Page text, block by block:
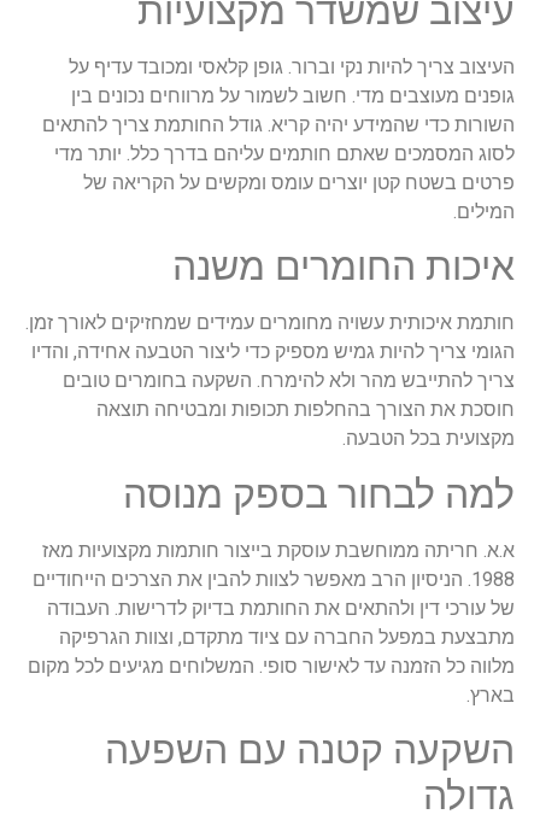
עיצוב שמשדר מקצועיות
העיצוב צריך להיות נקי וברור. גופן קלאסי ומכובד עדיף על
גופנים מעוצבים מדי. חשוב לשמור על מרווחים נכונים בין
השורות כדי שהמידע יהיה קריא. גודל החותמת צריך להתאים
לסוג המסמכים שאתם חותמים עליהם בדרך כלל. יותר מדי
פרטים בשטח קטן יוצרים עומס ומקשים על הקריאה של
המילים.
איכות החומרים משנה
חותמת איכותית עשויה מחומרים עמידים שמחזיקים לאורך זמן.
הגומי צריך להיות גמיש מספיק כדי ליצור הטבעה אחידה, והדיו
צריך להתייבש מהר ולא להימרח. השקעה בחומרים טובים
חוסכת את הצורך בהחלפות תכופות ומבטיחה תוצאה
מקצועית בכל הטבעה.
למה לבחור בספק מנוסה
א.א. חריתה ממוחשבת עוסקת בייצור חותמות מקצועיות מאז
1988. הניסיון הרב מאפשר לצוות להבין את הצרכים הייחודיים
של עורכי דין ולהתאים את החותמת בדיוק לדרישות. העבודה
מתבצעת במפעל החברה עם ציוד מתקדם, וצוות הגרפיקה
מלווה כל הזמנה עד לאישור סופי. המשלוחים מגיעים לכל מקום
בארץ.
השקעה קטנה עם השפעה
גדולה